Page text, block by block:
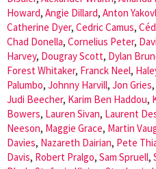
Howard, Angie Dillard, Anton
Catherine Dyer, Cedric Camus,
Chad Donella, Cornelius Peter,
Harvey, Dougray Scott, Dylan
Forest Whitaker, Franck Neel,
Palumbo, Johnny Harvill, Jon Gries,
Judi Beecher, Karim Ben Haddou,
Bowers, Lauren Sivan, Laurent
Neeson, Maggie Grace, Martin
Davies, Nazareth Dairian, Pete
Davis, Robert Pralgo, Sam Spruell,